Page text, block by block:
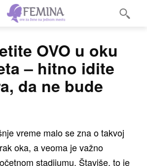
OVO u oku
– hitno idite
da ne bude
vreme malo se zna o takvoj
oka, a veoma je važno
stadijumu. Štaviše, to je